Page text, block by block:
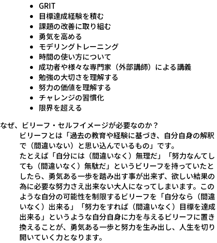
GRIT
目標達成経験を積む
課題の改善に取り組む
勇気を高める
モデリングトレーニング
時間の使い方について
成功者や様々な専門家（外部講師）による講義
勉強の大切さを理解する
努力の価値を理解する
チャレンジの習慣化
限界を超える
なぜ、ビリーフ・セルフイメージが必要なのか？
ビリーフとは「過去の教育や経験に基づき、自分自身の解釈
で（間違いない）と思い込んでいるもの」です。
たとえば「自分には（間違いなく）無理だ」「努力なんてし
ても（間違いなく）無駄だ」というビリーフを持っていたと
したら、勇気ある一歩を踏み出す事が出来ず、欲しい結果の
為に必要な努力さえ出来ない大人になってしまいます。この
ような自分の可能性を制限するビリーフを「自分なら（間違
いなく）出来る」「努力をすれば（間違いなく）目標を達成
出来る」というような自分自身に力を与えるビリーフに置き
換えることが、勇気ある一歩と努力を生み出し、人生を切り
開いていく力となります。